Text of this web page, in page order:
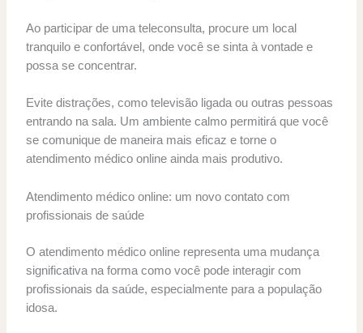
Ao participar de uma teleconsulta, procure um local
tranquilo e confortável, onde você se sinta à vontade e
possa se concentrar.
Evite distrações, como televisão ligada ou outras pessoas
entrando na sala. Um ambiente calmo permitirá que você
se comunique de maneira mais eficaz e torne o
atendimento médico online ainda mais produtivo.
Atendimento médico online: um novo contato com
profissionais de saúde
O atendimento médico online representa uma mudança
significativa na forma como você pode interagir com
profissionais da saúde, especialmente para a população
idosa.